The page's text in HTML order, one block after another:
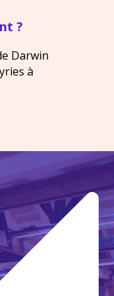
?
Darwin
à